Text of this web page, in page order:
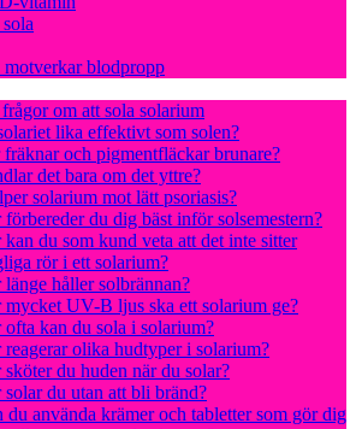
blodpropp
om att sola solarium
lika effektivt som solen?
och pigmentfläckar brunare?
det bara om det yttre?
solarium mot lätt psoriasis?
du dig bäst inför solsemestern?
du som kund veta att det inte sitter
rör i ett solarium?
håller solbrännan?
mycket UV-B ljus ska ett solarium ge?
ofta kan du sola i solarium?
reagerar olika hudtyper i solarium?
du huden när du solar?
du utan att bli bränd?
du använda krämer och tabletter som gör dig